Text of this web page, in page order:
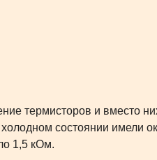
термисторов и вместо
состоянии имели
1,5 кОм.